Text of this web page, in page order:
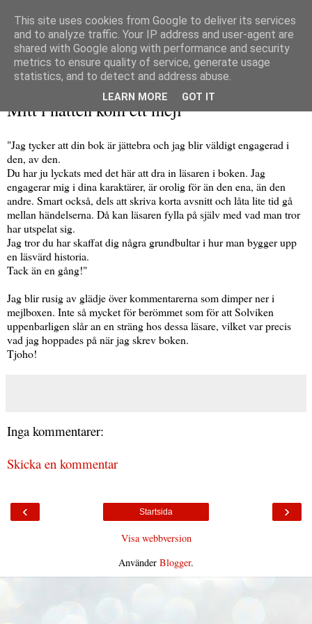
Mitt i natten kom ett mejl
"Jag tycker att din bok är jättebra och jag blir väldigt engagerad i
den, av den.
Du har ju lyckats med det här att dra in läsaren i boken. Jag
engagerar mig i dina karaktärer, är orolig för än den ena, än den
andre. Smart också, dels att skriva korta avsnitt och låta lite tid gå
mellan händelserna. Då kan läsaren fylla på själv med vad man tror
har utspelat sig.
Jag tror du har skaffat dig några grundbultar i hur man bygger upp
en läsvärd historia.
Tack än en gång!"
Jag blir rusig av glädje över kommentarerna som dimper ner i
mejlboxen. Inte så mycket för berömmet som för att Solviken
uppenbarligen slår an en sträng hos dessa läsare, vilket var precis
vad jag hoppades på när jag skrev boken.
Tjoho!
Inga kommentarer:
Skicka en kommentar
‹ ›
Startsida
Visa webbversion
Använder Blogger.
This site uses cookies from Google to deliver its services
and to analyze traffic. Your IP address and user-agent are
shared with Google along with performance and security
metrics to ensure quality of service, generate usage
statistics, and to detect and address abuse.
LEARN MORE GOT IT